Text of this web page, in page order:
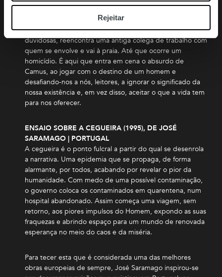
Rejeitar
Mersault, francês a viver na Algéria, recebe um
telegrama. A mãe morreu. De regresso a casa, após o
funeral, faz amizade com um vizinho de práticas
duvidosas, reencontra uma antiga colega de trabalho com
quem se envolve e vai à praia. Até que ocorre um
homicídio. É aqui que entra em cena o absurdo de
Camus, ao jogar com o destino de um homem e
desafiando-nos a nós, leitores, a ignorar o significado da
nossa existência e, em vez disso, aceitar o que a vida tem
para nos oferecer.
ENSAIO SOBRE A CEGUEIRA (1995), DE JOSÉ
SARAMAGO | PORTUGAL
A cegueira é o ponto fulcral a partir do qual se desenrola
a narrativa. Uma epidemia que se propaga, de forma
alarmante, por todos, acabando por revelar o pior da
humanidade. Com medo de uma possível contaminação,
o governo coloca os contaminados em quarentena, num
hospital abandonado. Assim começa uma viagem, sem
retorno, aos piores impulsos do Homem, expondo as suas
fraquezas e abrindo espaço para um mundo de renovada
esperança no meio do caos e da miséria.
Para tecer esta que é considerada uma das melhores
obras europeias de sempre, José Saramago inspirou-se